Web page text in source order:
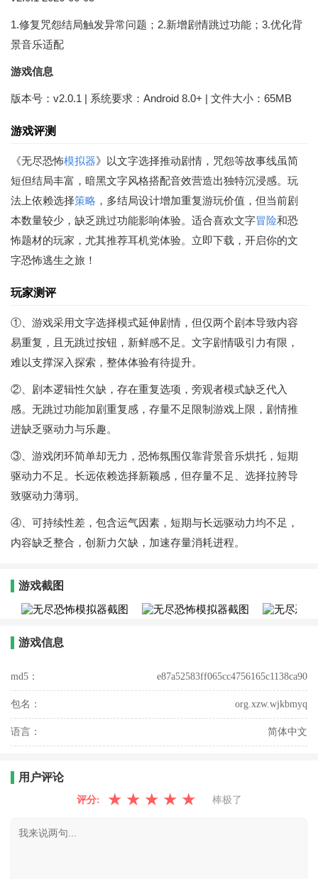
1.修复咒怨结局触发异常问题；2.新增剧情跳过功能；3.优化背
景音乐适配
游戏信息
版本号：v2.0.1 | 系统要求：Android 8.0+ | 文件大小：65MB
游戏评测
《无尽恐怖模拟器》以文字选择推动剧情，咒怨等故事线虽简
短但结局丰富，暗黑文字风格搭配音效营造出独特沉浸感。玩
法上依赖选择策略 ，多结局设计增加重复游玩价值，但当前剧
本数量较少，缺乏跳过功能影响体验。适合喜欢文字冒险和恐
怖题材的玩家，尤其推荐耳机党体验。立即下载，开启你的文
字恐怖逃生之旅！
玩家测评
①、游戏采用文字选择模式延伸剧情，但仅两个剧本导致内容
易重复，且无跳过按钮，新鲜感不足。文字剧情吸引力有限，
难以支撑深入探索，整体体验有待提升。
②、剧本逻辑性欠缺，存在重复选项，旁观者模式缺乏代入
感。无跳过功能加剧重复感，存量不足限制游戏上限，剧情推
进缺乏驱动力与乐趣。
③、游戏闭环简单却无力，恐怖氛围仅靠背景音乐烘托，短期
驱动力不足。长远依赖选择新颖感，但存量不足、选择拉胯导
致驱动力薄弱。
④、可持续性差，包含运气因素，短期与长远驱动力均不足，
内容缺乏整合，创新力欠缺，加速存量消耗进程。
游戏截图
游戏信息
md5： e87a52583ff065cc4756165c1138ca90
包名： org.xzw.wjkbmyq
语言： 简体中文
用户评论
评分: ★ ★ ★ ★ ★ 棒极了